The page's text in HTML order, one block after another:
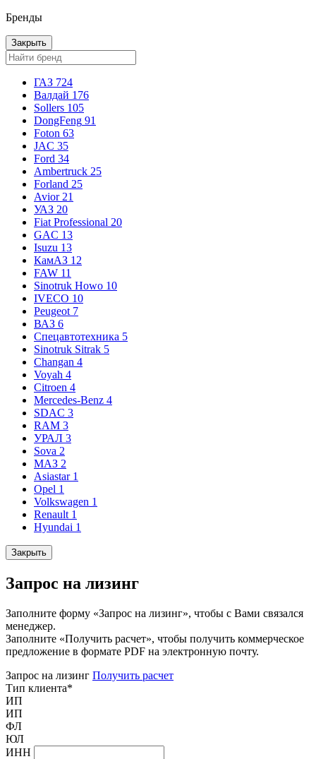
Бренды
Закрыть
ГАЗ 724
Валдай 176
Sollers 105
DongFeng 91
Foton 63
JAC 35
Ford 34
Ambertruck 25
Forland 25
Avior 21
УАЗ 20
Fiat Professional 20
GAC 13
Isuzu 13
КамАЗ 12
FAW 11
Sinotruk Howo 10
IVECO 10
Peugeot 7
ВАЗ 6
Спецавтотехника 5
Sinotruk Sitrak 5
Changan 4
Voyah 4
Citroen 4
Mercedes-Benz 4
SDAC 3
RAM 3
УРАЛ 3
Sova 2
МАЗ 2
Asiastar 1
Opel 1
Volkswagen 1
Renault 1
Hyundai 1
Закрыть
Запрос на лизинг
Заполните форму «Запрос на лизинг», чтобы с Вами связался
менеджер.
Заполните «Получить расчет», чтобы получить коммерческое
предложение в формате PDF на электронную почту.
Запрос на лизинг Получить расчет
Тип клиента*
ИП
ИП
ФЛ
ЮЛ
ИНН